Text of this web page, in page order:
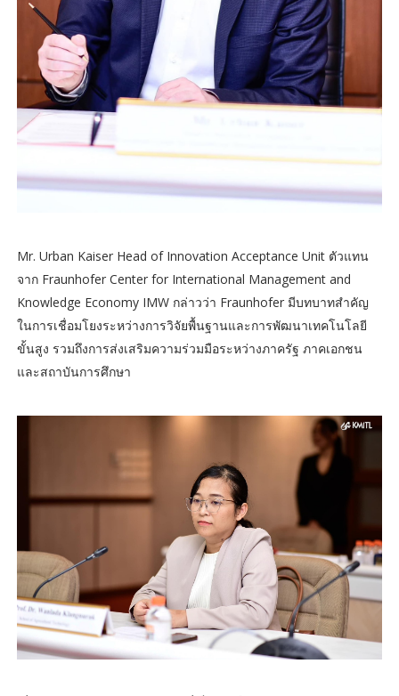
Mr. Urban Kaiser Head of Innovation Acceptance Unit ตัวแทน
จาก Fraunhofer Center for International Management and
Knowledge Economy IMW กล่าวว่า Fraunhofer มีบทบาทสำคัญ
ในการเชื่อมโยงระหว่างการวิจัยพื้นฐานและการพัฒนาเทคโนโลยี
ขั้นสูง รวมถึงการส่งเสริมความร่วมมือระหว่างภาครัฐ ภาคเอกชน
และสถาบันการศึกษา